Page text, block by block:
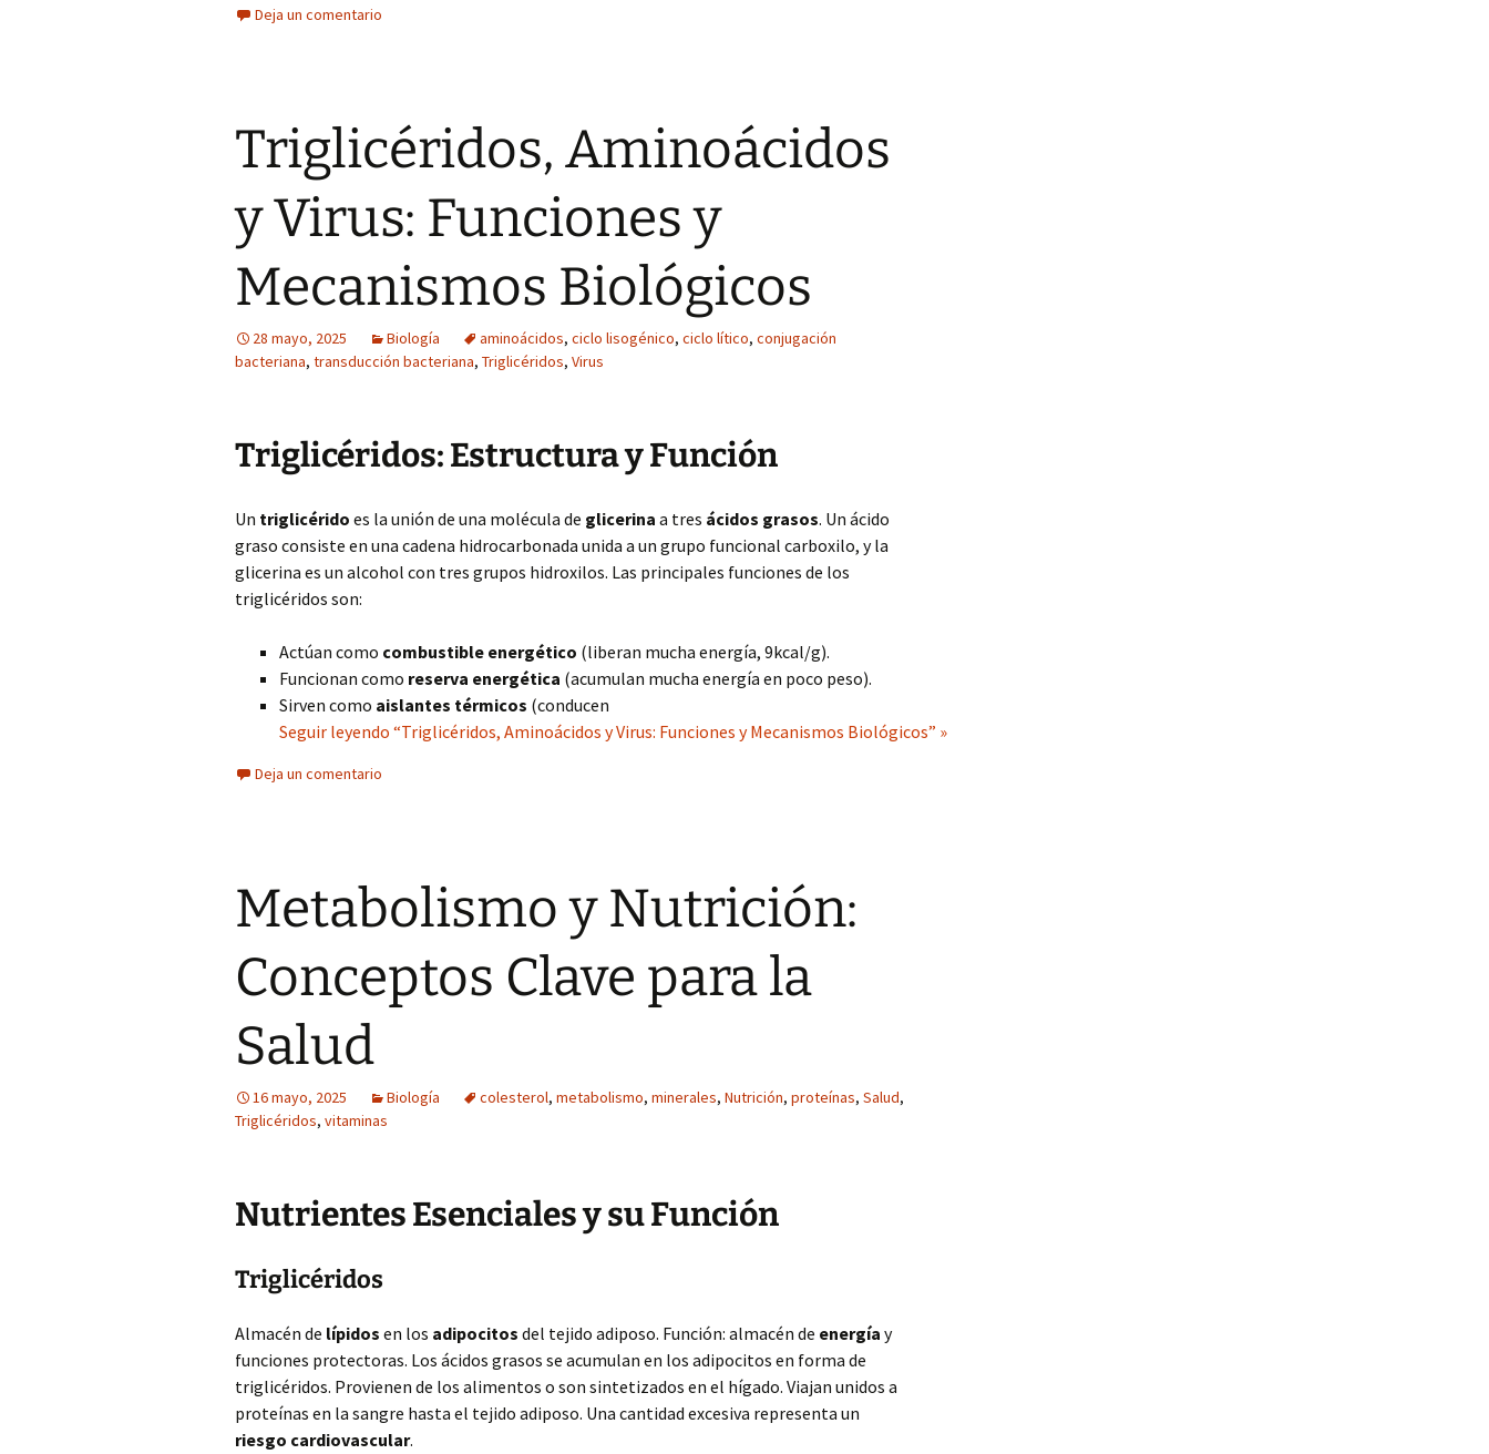
Deja un comentario
Triglicéridos, Aminoácidos
y Virus: Funciones y
Mecanismos Biológicos
28 mayo, 2025 Biología aminoácidos, ciclo lisogénico, ciclo lítico, conjugación
bacteriana, transducción bacteriana, Triglicéridos, Virus
Triglicéridos: Estructura y Función
Un triglicérido es la unión de una molécula de glicerina a tres ácidos grasos. Un ácido
graso consiste en una cadena hidrocarbonada unida a un grupo funcional carboxilo, y la
glicerina es un alcohol con tres grupos hidroxilos. Las principales funciones de los
triglicéridos son:
Actúan como combustible energético (liberan mucha energía, 9kcal/g).
Funcionan como reserva energética (acumulan mucha energía en poco peso).
Sirven como aislantes térmicos (conducen
Seguir leyendo “Triglicéridos, Aminoácidos y Virus: Funciones y Mecanismos Biológicos” »
Deja un comentario
Metabolismo y Nutrición:
Conceptos Clave para la
Salud
16 mayo, 2025 Biología colesterol, metabolismo, minerales, Nutrición, proteínas, Salud,
Triglicéridos, vitaminas
Nutrientes Esenciales y su Función
Triglicéridos
Almacén de lípidos en los adipocitos del tejido adiposo. Función: almacén de energía y
funciones protectoras. Los ácidos grasos se acumulan en los adipocitos en forma de
triglicéridos. Provienen de los alimentos o son sintetizados en el hígado. Viajan unidos a
proteínas en la sangre hasta el tejido adiposo. Una cantidad excesiva representa un
riesgo cardiovascular.